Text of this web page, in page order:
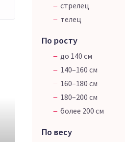
стрелец
телец
По росту
до 140 см
140–160 см
160–180 см
180–200 см
более 200 см
По весу